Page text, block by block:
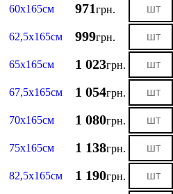
60х165см 971грн.
62,5х165см 999грн.
65х165см 1 023грн.
67,5х165см 1 054грн.
70х165см 1 080грн.
75х165см 1 138грн.
82,5х165см 1 190грн.